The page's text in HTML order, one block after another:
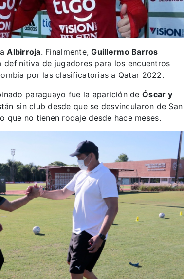
Albirroja. Finalmente,Guillermo Barros
de jugadores para los encuentros
por las clasificatorias a Qatar 2022.
paraguayo fue la aparición deÓscar y
sin club desde que se desvincularon de San
que no tienen rodaje desde hace meses.